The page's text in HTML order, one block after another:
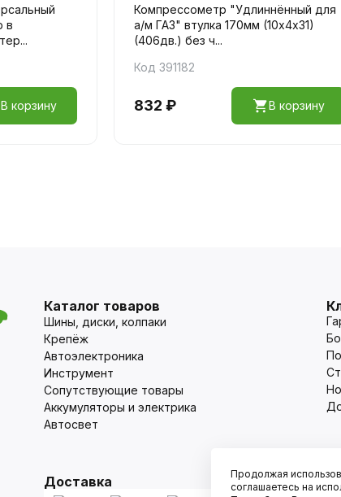
в
В корзину
Компрессометр "Удлиннённый для
а/м ГАЗ" втулка 170мм (10х4х31)
(406дв.) без ч...
Код 391182
832 ₽ В корзину
Каталог товаров
Шины, диски, колпаки
Крепёж
Автоэлектроника
Инструмент
Сопутствующие товары
Аккумуляторы и электрика
Автосвет
Доставка Продолжая
соглашаетесь на